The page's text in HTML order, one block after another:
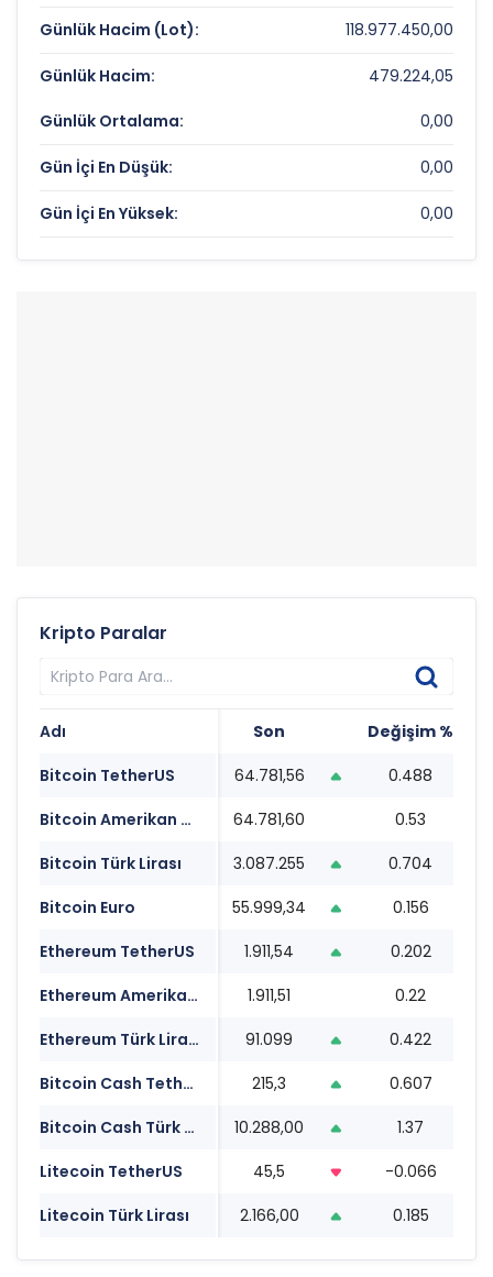
Günlük Hacim (Lot): 118.977.450,00
Günlük Hacim: 479.224,05
Günlük Ortalama: 0,00
Gün İçi En Düşük: 0,00
Gün İçi En Yüksek: 0,00
Kripto Paralar
Adı Son Değişim %
Bitcoin TetherUS
64.781,56 0.488
Bitcoin Amerikan Doları
64.781,60 0.53
Bitcoin Türk Lirası
3.087.255 0.704
Bitcoin Euro
55.999,34 0.156
Ethereum TetherUS
1.911,54 0.202
Ethereum Amerikan Doları
1.911,51 0.22
Ethereum Türk Lirası
91.099 0.422
Bitcoin Cash TetherUS
215,3 0.607
Bitcoin Cash Türk Lirası
10.288,00 1.37
Litecoin TetherUS
45,5 -0.066
Litecoin Türk Lirası
2.166,00 0.185